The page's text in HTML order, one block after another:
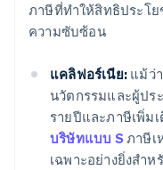
ภาษีที่ทำให้สิทธิประโ
ความซับซ้อน
แคลิฟอร์เนีย: แม้ว่
นวัตกรรมและผู้ป
รายปีและภาษีเพิ่ม
บริษัทแบบ Sภาษีเ
เฉพาะอย่างยิ่งสำ